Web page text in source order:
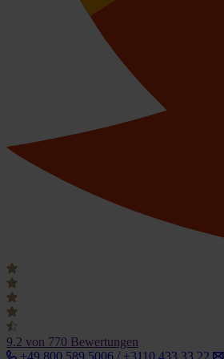
9.2 von 770 Bewertungen
+49 800 589 5006 / +3110 433 33 22